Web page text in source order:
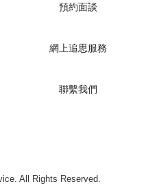
預約面談
網上追思服務
聯繫我們
All Rights Reserved.